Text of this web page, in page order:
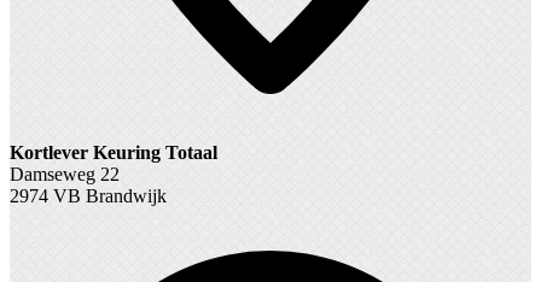
Kortlever Keuring Totaal
Damseweg 22
2974 VB Brandwijk